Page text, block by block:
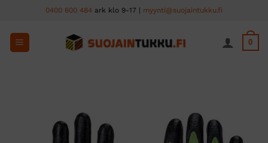
content
0400 600 484 ark klo 9-17 | myynti@suojaintukku.fi
0